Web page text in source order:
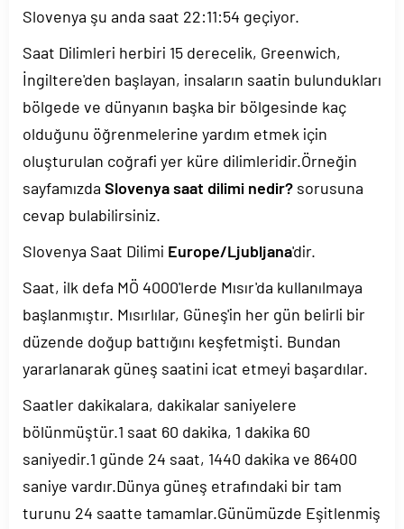
Slovenya şu anda saat 22:11:54 geçiyor.
Saat Dilimleri herbiri 15 derecelik, Greenwich,
İngiltere'den başlayan, insaların saatin bulundukları
bölgede ve dünyanın başka bir bölgesinde kaç
olduğunu öğrenmelerine yardım etmek için
oluşturulan coğrafi yer küre dilimleridir.Örneğin
sayfamızda Slovenya saat dilimi nedir? sorusuna
cevap bulabilirsiniz.
Slovenya Saat Dilimi Europe/Ljubljana'dir.
Saat, ilk defa MÖ 4000'lerde Mısır'da kullanılmaya
başlanmıştır. Mısırlılar, Güneş'in her gün belirli bir
düzende doğup battığını keşfetmişti. Bundan
yararlanarak güneş saatini icat etmeyi başardılar.
Saatler dakikalara, dakikalar saniyelere
bölünmüştür.1 saat 60 dakika, 1 dakika 60
saniyedir.1 günde 24 saat, 1440 dakika ve 86400
saniye vardır.Dünya güneş etrafındaki bir tam
turunu 24 saatte tamamlar.Günümüzde Eşitlenmiş